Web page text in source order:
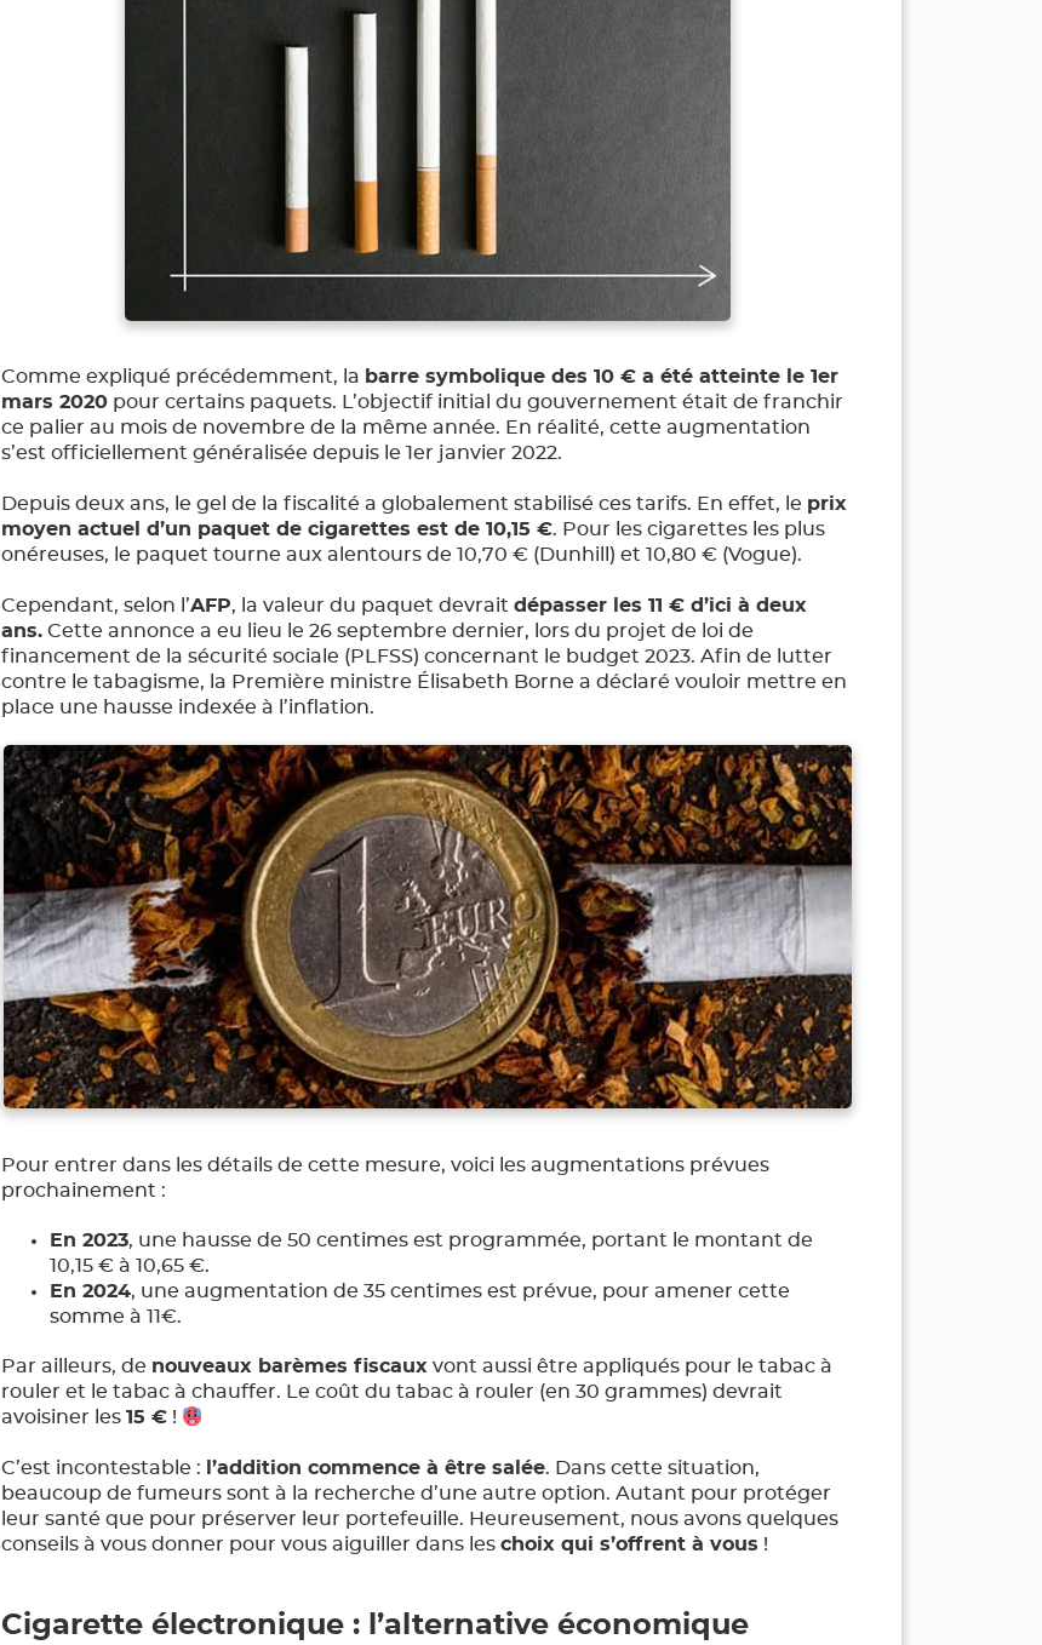
Comme expliqué précédemment, la barre symbolique des 10 € a été atteinte le 1er
mars 2020pour certains paquets. L’objectif initial du gouvernement était de franchir
ce palier au mois de novembre de la même année. En réalité, cette augmentation
s’est officiellement généralisée depuis le 1er janvier 2022.
Depuis deux ans, le gel de la fiscalité a globalement stabilisé ces tarifs. En effet, le prix
moyen actuel d’un paquet de cigarettes est de 10,15 €. Pour les cigarettes les plus
onéreuses, le paquet tourne aux alentours de 10,70 € (Dunhill) et 10,80 € (Vogue).
Cependant, selon l’AFP, la valeur du paquet devrait dépasser les 11 € d’ici à deux
ans.Cette annonce a eu lieu le 26 septembre dernier, lors du projet de loi de
financement de la sécurité sociale (PLFSS) concernant le budget 2023. Afin de lutter
contre le tabagisme, la Première ministre Élisabeth Borne a déclaré vouloir mettre en
place une hausse indexée à l’inflation.
Pour entrer dans les détails de cette mesure, voici les augmentations prévues
prochainement :
En 2023, une hausse de 50 centimes est programmée, portant le montant de
10,15 € à 10,65 €.
En 2024, une augmentation de 35 centimes est prévue, pour amener cette
somme à 11€.
Par ailleurs, de nouveaux barèmes fiscaux vont aussi être appliqués pour le tabac à
rouler et le tabac à chauffer. Le coût du tabac à rouler (en 30 grammes) devrait
avoisiner les 15 €!
C’est incontestable : l’addition commence à être salée. Dans cette situation,
beaucoup de fumeurs sont à la recherche d’une autre option. Autant pour protéger
leur santé que pour préserver leur portefeuille. Heureusement, nous avons quelques
conseils à vous donner pour vous aiguiller dans les choix qui s’offrent à vous !
Cigarette électronique : l’alternative économique